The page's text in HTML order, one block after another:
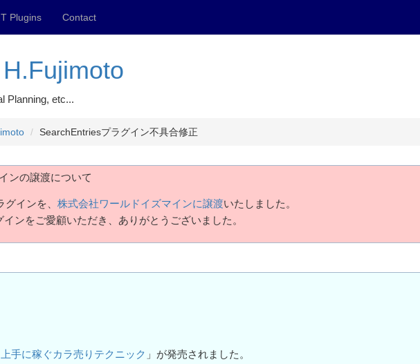
Plugins Contact
Planning, etc...
SearchEntriesプラグイン不具合修正
ンの譲渡について
インを、 株式会社ワールドイズマインに譲渡いたしました。
ンをご愛顧いただき、ありがとうございました。
上手に稼ぐカラ売りテクニック 」が発売されました。